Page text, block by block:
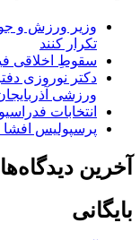
وزیر ورزش و
تکرار کنند
سقوطِ اخلاقی
دکتر نوروزی
ورزشی
انتخابات
پرسپولیس افشا
آخرین دیدگاه‌ها
بایگانی